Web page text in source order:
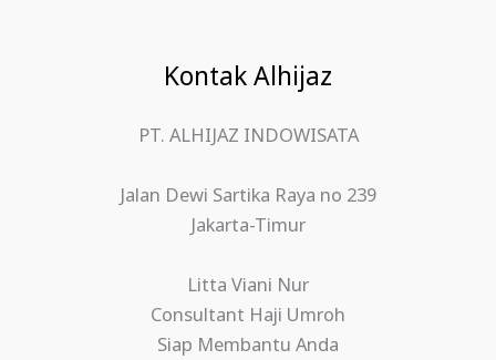
Kontak Alhijaz
PT. ALHIJAZ INDOWISATA
Jalan Dewi Sartika Raya no 239
Jakarta-Timur
Litta Viani Nur
Consultant Haji Umroh
Siap Membantu Anda